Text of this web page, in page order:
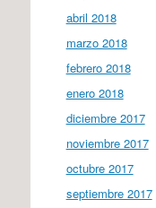
abril 2018
marzo 2018
febrero 2018
enero 2018
diciembre 2017
noviembre 2017
octubre 2017
septiembre 2017